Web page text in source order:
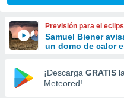
y
forma
digital
basada
Previsión para el
Samuel Biener
un domo de calor
¡Descarga GRATIS
Meteored!